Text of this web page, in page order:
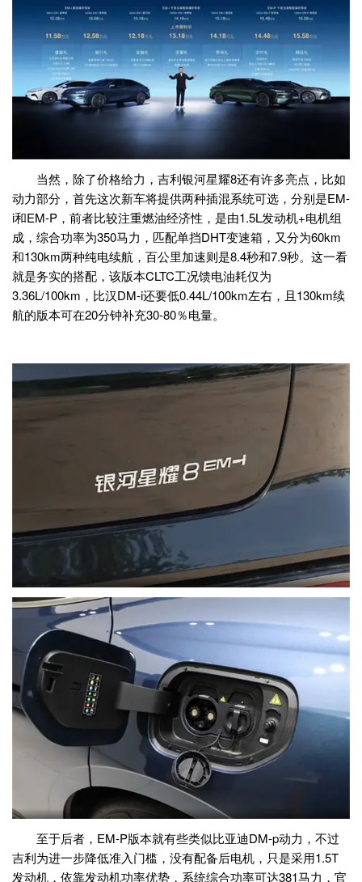
当然，除了价格给力，吉利银河星耀8还有许多亮点，比如
动力部分，首先这次新车将提供两种插混系统可选，分别是EM-
i和EM-P，前者比较注重燃油经济性，是由1.5L发动机+电机组
成，综合功率为350马力，匹配单挡DHT变速箱，又分为60km
和130km两种纯电续航，百公里加速则是8.4秒和7.9秒。这一看
就是务实的搭配，该版本CLTC工况馈电油耗仅为
3.36L/100km，比汉DM-i还要低0.44L/100km左右，且130km续
航的版本可在20分钟补充30-80％电量。
至于后者，EM-P版本就有些类似比亚迪DM-p动力，不过
吉利为进一步降低准入门槛，没有配备后电机，只是采用1.5T
发动机，依靠发动机功率优势，系统综合功率可达381马力，官